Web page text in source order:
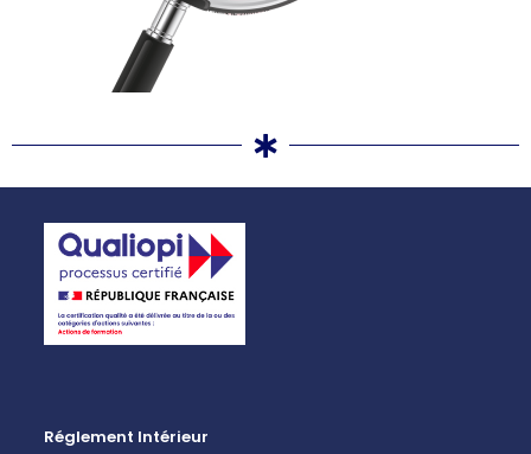
Réglement Intérieur